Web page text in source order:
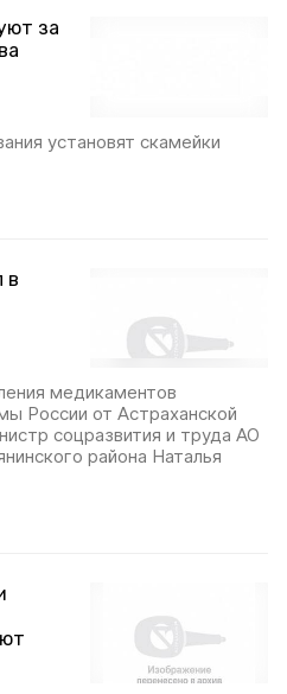
за
установят скамейки
в
медикаментов
России от Астраханской
соцразвития и труда АО
района Наталья